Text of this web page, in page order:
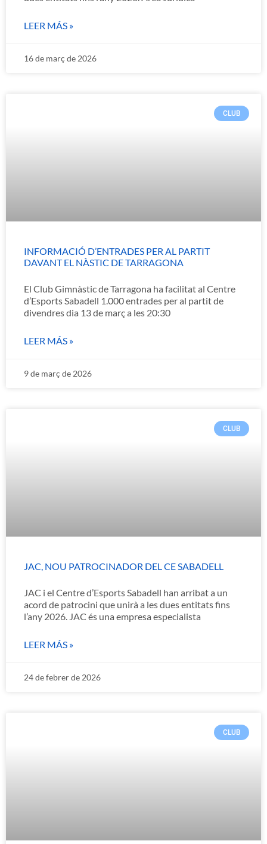
LEER MÁS »
16 de març de 2026
CLUB
INFORMACIÓ D’ENTRADES PER AL PARTIT
DAVANT EL NÀSTIC DE TARRAGONA
El Club Gimnàstic de Tarragona ha facilitat al Centre
d’Esports Sabadell 1.000 entrades per al partit de
divendres dia 13 de març a les 20:30
LEER MÁS »
9 de març de 2026
CLUB
JAC, NOU PATROCINADOR DEL CE SABADELL
JAC i el Centre d’Esports Sabadell han arribat a un
acord de patrocini que unirà a les dues entitats fins
l’any 2026. JAC és una empresa especialista
LEER MÁS »
24 de febrer de 2026
CLUB